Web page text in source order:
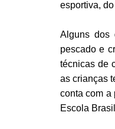
esportiva,
Alguns dos
pescado e
técnicas de
as crianças
conta com a
Escola